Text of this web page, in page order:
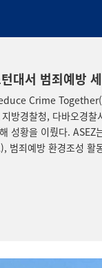
대서 범죄예방
Crime
방경찰청, 다바오경
성황을 이뤘다.
범죄예방 환경조성 활